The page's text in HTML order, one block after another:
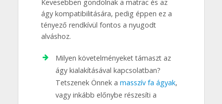
Kevesebben gondolnak a matrac és az
ágy kompatibilitására, pedig éppen ez a
tényező rendkívül fontos a nyugodt
alváshoz.
Milyen követelményeket támaszt az
ágy kialakításával kapcsolatban?
Tetszenek Önnek a masszív fa ágyak,
vagy inkább előnybe részesíti a